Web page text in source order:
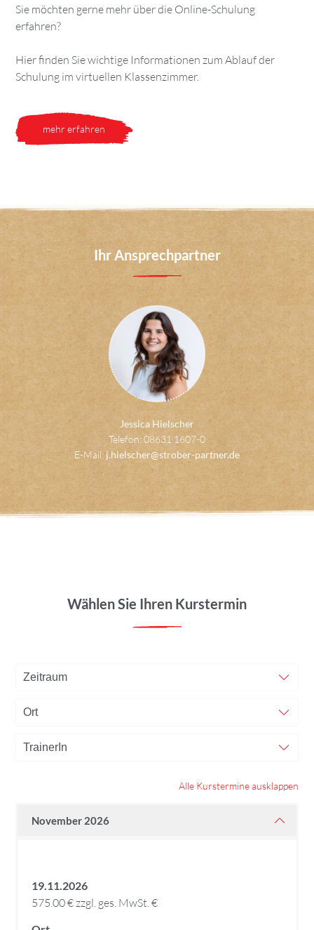
Sie möchten gerne mehr über die Online-Schulung
erfahren?
Hier finden Sie wichtige Informationen zum Ablauf der
Schulung im virtuellen Klassenzimmer.
mehr erfahren
Ihr Ansprechpartner
Jessica Hielscher
Telefon: 08631 1607-0
E-Mail: j.hielscher@strober-partner.de
Wählen Sie Ihren Kurstermin
Alle Kurstermine ausklappen
November 2026
19.11.2026
575.00 € zzgl. ges. MwSt. €